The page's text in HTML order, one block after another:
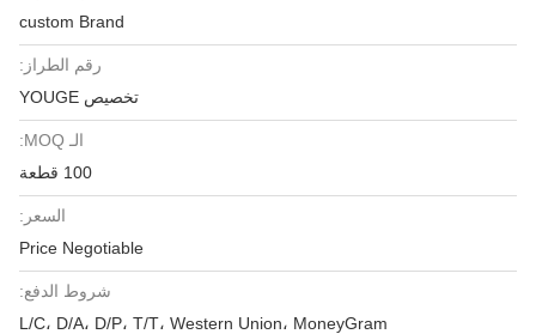
custom Brand
رقم الطراز:
تخصيص YOUGE
الـ MOQ:
100 قطعة
السعر:
Price Negotiable
شروط الدفع:
L/C، D/A، D/P، T/T، Western Union، MoneyGram